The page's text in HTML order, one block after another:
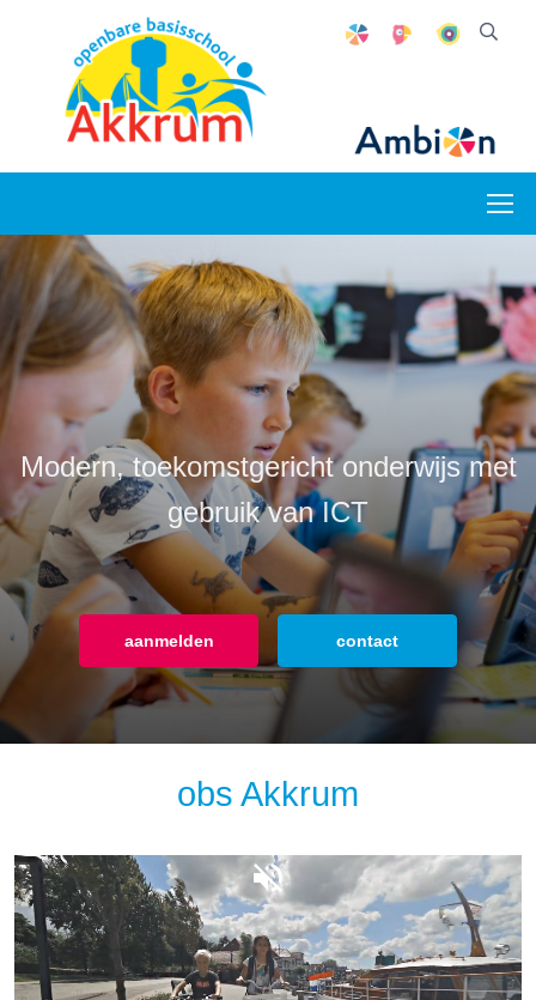
Samen zorgen voor een mooie
toekomst voor de kinderen
aanmelden contact
Een gezonde school: veel sport en
beweging
aanmelden contact
Modern, toekomstgericht onderwijs met
gebruik van ICT
aanmelden contact
obs Akkrum